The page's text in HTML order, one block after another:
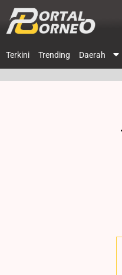
Terkini Trending Daerah